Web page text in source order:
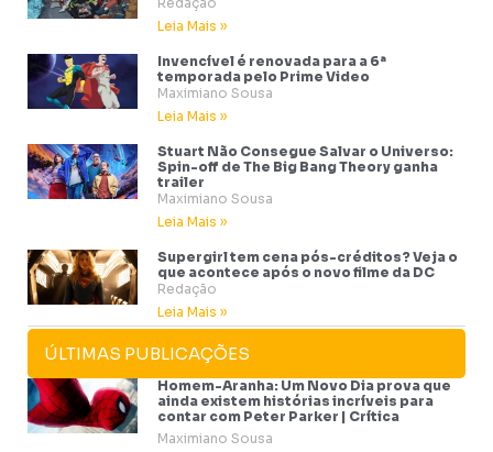
Leia Mais »
Invencível é renovada para a 6ª
temporada pelo Prime Video
Maximiano Sousa
Leia Mais »
Stuart Não Consegue Salvar o Universo:
Spin-off de The Big Bang Theory ganha
trailer
Maximiano Sousa
Leia Mais »
Supergirl tem cena pós-créditos? Veja o
que acontece após o novo filme da DC
Redação
Leia Mais »
ÚLTIMAS PUBLICAÇÕES
Homem-Aranha: Um Novo Dia prova que
ainda existem histórias incríveis para
contar com Peter Parker | Crítica
Maximiano Sousa